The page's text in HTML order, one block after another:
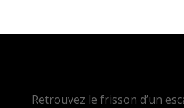
Retrouvez le frisson d’un